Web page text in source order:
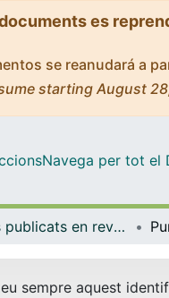
es
se reanudará a
starting August
Navega per tot el
Articles publicats en revistes (Bioquímica i Biomedicina Molecular)
sempre aquest